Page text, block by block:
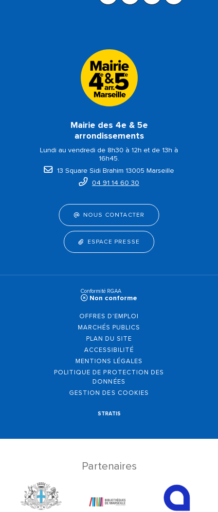
Mairie des 4e & 5e
arrondissements
Lundi au vendredi de 8h30 à 12h et de 13h à
16h45.
13 Square Sidi Brahim 13005 Marseille
04 91 14 60 30
NOUS CONTACTER
ESPACE PRESSE
Conformité RGAA
Non conforme
OFFRES D'EMPLOI
MARCHÉS PUBLICS
PLAN DU SITE
ACCESSIBILITÉ
MENTIONS LÉGALES
POLITIQUE DE PROTECTION DES
DONNÉES
GESTION DES COOKIES
STRATIS
Partenaires